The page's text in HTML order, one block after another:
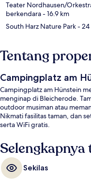
Teater Nordhausen/
berkendara- 16.9 km
South Harz Nature Park- 24
Tentang
Campingplatz am
Campingplatz am Hünstein
menginap di Bleicherode.
outdoor musiman atau
Nikmati fasilitas taman, dan
serta WiFi gratis.
Sekilas